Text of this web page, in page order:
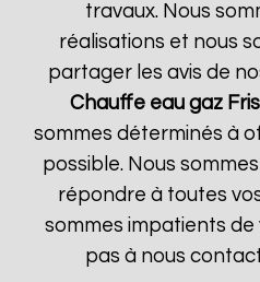
travaux. Nous
réalisations et nous
partager les avis de
Chauffe eau gaz
sommes déterminés à
possible. Nous
répondre à toutes
sommes impatients de
pas à nous